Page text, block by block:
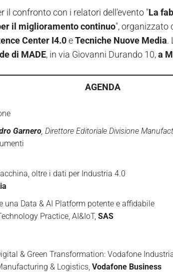
il confronto con i relatori dell'evento "La
il miglioramento continuo", organizzato
Center I4.0eTecniche Nuove Media.
di MADE, in via Giovanni Durando 10,a
AGENDA
Garnero, Direttore Editoriale Divisione
oltre i dati per Industria 4.0
una Data & AI Platform potente e affidabile
Practice, AI&IoT, SAS
& Green Transformation: Vodafone
& Logistics, Vodafone Business